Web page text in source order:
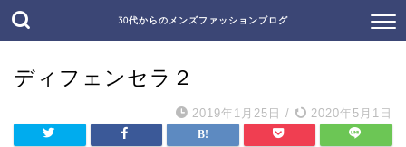
30代からのメンズファッションブログ
ディフェンセラ２
2019年1月25日 / 2020年5月1日